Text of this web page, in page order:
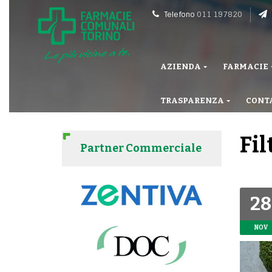
Telefono 011 197820
AZIENDA FARMACIE
TRASPARENZA
Partner Commerciale
28
NOV